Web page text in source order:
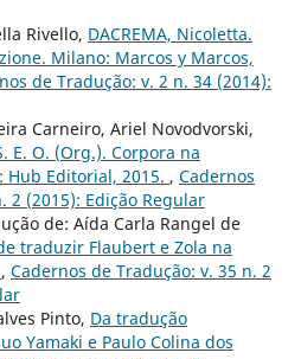
Rivello, DACREMA, Nicoletta.
Milano: Marcos y Marcos,
de Tradução: v. 2 n. 34 (2014):
Carneiro, Ariel Novodvorski,
E. O. (Org.). Corpora na
Hub Editorial, 2015. , Cadernos
2 (2015): Edição Regular
de: Aída Carla Rangel de
traduzir Flaubert e Zola na
, Cadernos de Tradução: v. 35 n. 2
Pinto, Da tradução
Yamaki e Paulo Colina dos